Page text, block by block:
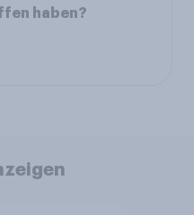
haben?